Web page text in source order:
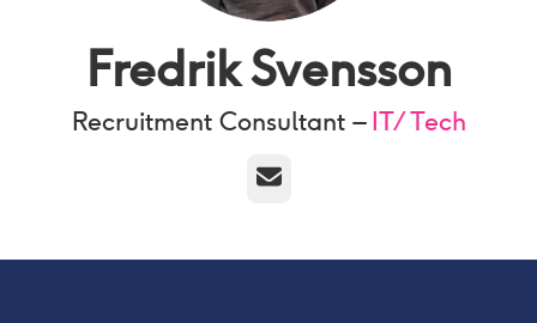
Fredrik Svensson
Recruitment Consultant – IT/Tech
E-post